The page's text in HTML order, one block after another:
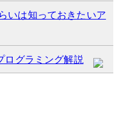
いは知っておきたいア
ログラミング解説